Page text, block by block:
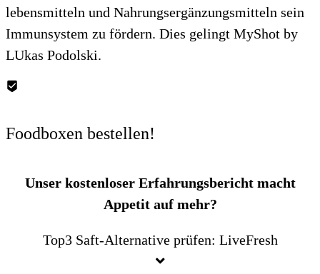
lebensmitteln und Nahrungsergänzungsmitteln sein
Immunsystem zu fördern. Dies gelingt MyShot by
LUkas Podolski.
Foodboxen bestellen!
Unser kostenloser Erfahrungsbericht macht
Appetit auf mehr?
Top3 Saft-Alternative prüfen: LiveFresh